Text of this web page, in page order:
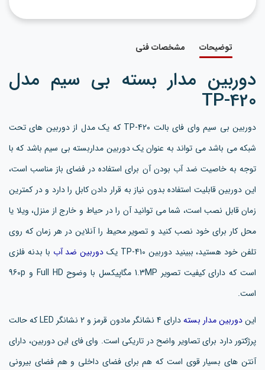
توضیحات مشخصات فنی
دوربین مدار بسته بی سیم مدل
TP-420
دوربین بی سیم وای فای بالت TP-420 که یک مدل از دوربین های تحت
شبکه می باشد می تواند به عنوان یک دوربین مداربسته بی سیم باشد که با
توجه به خاصیت ضد آب بودن آن برای استفاده در فضای باز مناسب است،
این دوربین قابلیت استفاده بدون نیاز به قرار دادن کابل را دارد و در کمترین
زمان قابل نصب است، شما می توانید آن را در حیاط و خارج از منزل، ویلا یا
محل کار برای خود نصب کنید و تصویر محیط را آنلاین در هر زمان که روی
تلفن خود هستید، ببینید دوربین TP-410 یک
دوربین ضد آب با بدنه فلزی
است که دارای کیفیت تصویر 1.3MP مگاپیکسل با وضوح Full HD و 960p
است.
ایندوربین مدار بسته
دارای 4 نشانگر مادون قرمز و 2 نشانگر LED که حالت
پرژکتور دارد برای تصاویر واضح در تاریکی است. وای فای این دوربین، دارای
آنتن های بسیار قوی است که هم برای فضای داخلی و هم فضای بیرونی